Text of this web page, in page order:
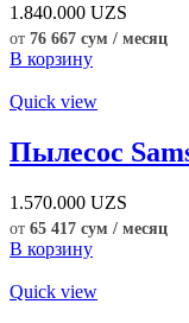
1.840.000 UZS
от 76 667 сум / месяц
В корзину
Quick view
Пылесос
1.570.000 UZS
от 65 417 сум / месяц
В корзину
Quick view